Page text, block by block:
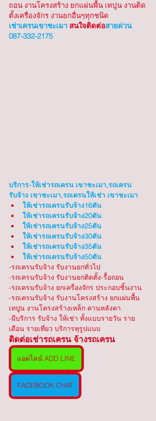
ถอน งานโครงสร้าง ยกแผ่นพื้น เทปูน งานติด
ตั้งเครื่องจักร งานยกอื่นๆทุกชนิด
เช่าเครนเขาชะเมา สนใจติดต่อสายด่วน
087-332-2175
บริการ-ให้เช่ารถเครน เขาชะเมา,รถเครน
รับจ้าง เขาชะเมา,รถเครนให้เช่า เขาชะเมา
ให้เช่ารถเครนรับจ้าง16ตัน
ให้เช่ารถเครนรับจ้าง20ตัน
ให้เช่ารถเครนรับจ้าง25ตัน
ให้เช่ารถเครนรับจ้าง30ตัน
ให้เช่ารถเครนรับจ้าง35ตัน
ให้เช่ารถเครนรับจ้าง50ตัน
-รถเครนรับจ้าง รับงานยกทั่วไป
-รถเครนรับจ้าง รับงานยกติดตั้ง-รื้อถอน
-รถเครนรับจ้าง ยกเครื่องจักร ประกอบชิ้นงาน
-รถเครนรับจ้าง รับงานโครงสร้าง ยกแผ่นพื้น
เทปูน งานโครงสร้างเหล็ก คานหลังคา
-มีบริการ รับจ้าง ให้เช่า ทั้งแบบรายวัน ราย
เดือน รายเที่ยว บริการทุรูปแบบ
ติดต่อเช่ารถเครน จ้างรถเครน
แอดไลน์ ADD LINE
FACEBOOK CHAT